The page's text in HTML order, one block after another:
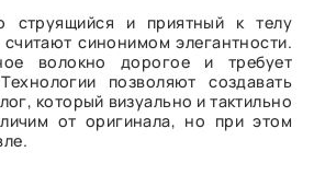
струящийся и приятный к телу
синонимом элегантности.
волокно дорогое и требует
позволяют создавать
который визуально и тактильно
от оригинала, но при этом